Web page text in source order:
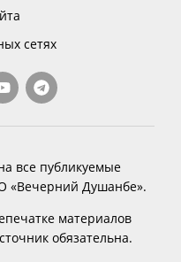
сетях
все публикуемые
«Вечерний Душанбе».
материалов
обязательна.